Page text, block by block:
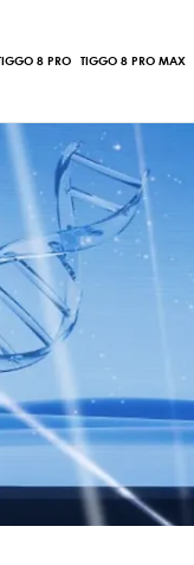
8 PRO TIGGO 8 PRO MAX